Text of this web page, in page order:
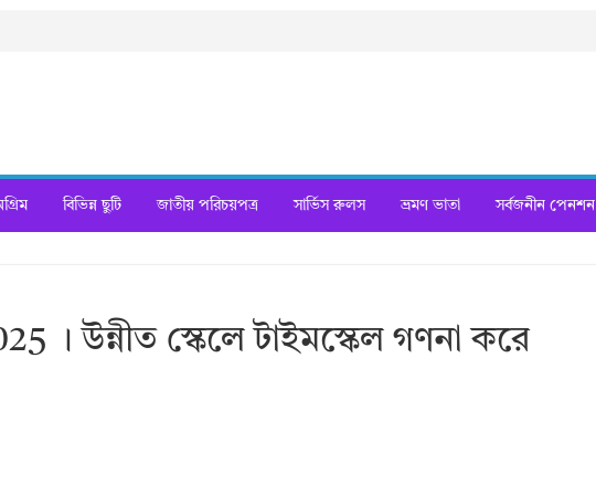
বিভিন্ন ছুটি জাতীয় পরিচয়পত্র সার্ভিস রুলস ভ্রমণ ভাতা সর্বজনীন পেনশন
। উন্নীত স্কেলে টাইমস্কেল গণনা করে